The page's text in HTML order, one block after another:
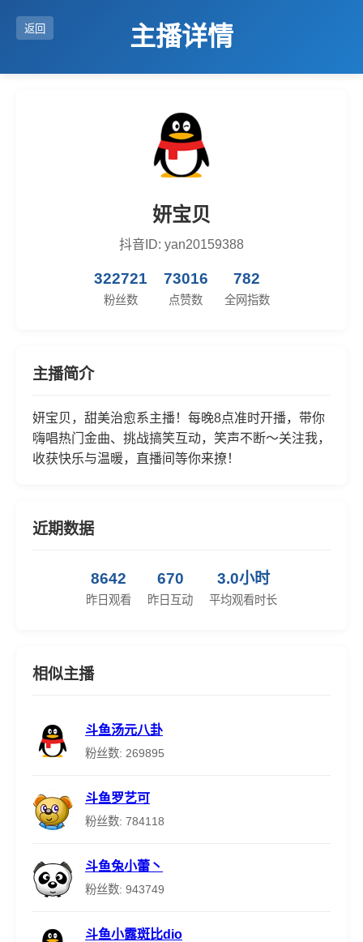
返回 主播详情
妍宝贝
抖音ID: yan20159388
322721
粉丝数
73016
点赞数
782
全网指数
主播简介
妍宝贝，甜美治愈系主播！每晚8点准时开播，带你
嗨唱热门金曲、挑战搞笑互动，笑声不断～关注我，
收获快乐与温暖，直播间等你来撩！
近期数据
8642
昨日观看
670
昨日互动
3.0小时
平均观看时长
相似主播
斗鱼汤元八卦
粉丝数: 269895
斗鱼罗艺可
粉丝数: 784118
斗鱼兔小蕾丶
粉丝数: 943749
斗鱼小露斑比dio